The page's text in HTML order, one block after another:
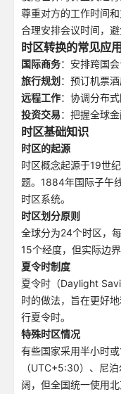
尊重对方的工作时间
合理安排会议时间，
时区转换的常见应
国际商务：安排跨国
旅行规划 ：预订机票
远程工作：协调分布
投资交易：把握全球
时区基础知识
时区的起源
时区概念起源于19世
题。1884年国际子午
时区系统。
时区划分原则
全球分为24个时区，
15个经度，但实际边
夏令时制度
夏令时（Daylight
时的做法，旨在更好
行夏令时。
特殊时区情况
有些国家采用半小时
（UTC+5:30）、尼
阔，但全国统一使用北